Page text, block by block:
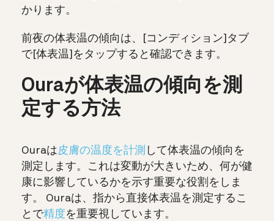
かります。
前夜の体表温の傾向は、[コンディション]タブ
で[体表温]をタップすると確認できます。
Ouraが体表温の傾向を測
定する方法
Ouraは皮膚の温度を計測 して体表温の傾向を
測定します。これは変動が大きいため、何が健
康に影響しているかを示す重要な役割をしま
す。 Ouraは、指から直接体表温を測定するこ
とで精度を重要視しています。